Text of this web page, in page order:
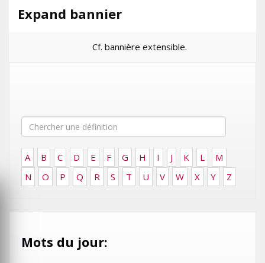
Expand bannier
Cf. bannière extensible.
A B C D E F G H I J K L
M
N
O P Q R S T U V W X Y Z
Mots du jour: